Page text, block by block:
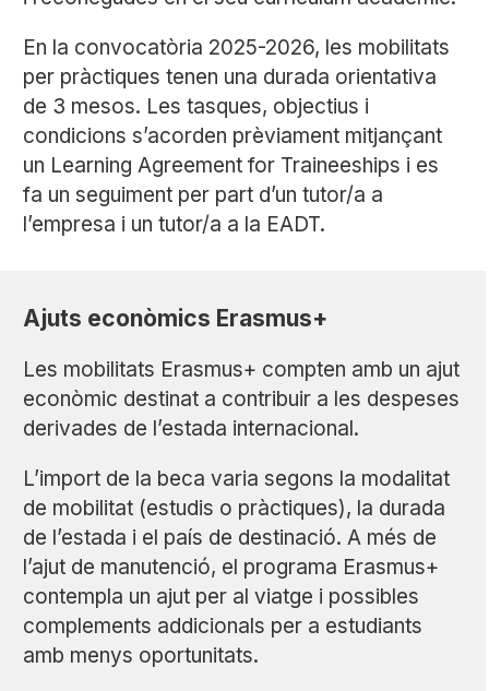
En la convocatòria 2025-2026, les mobilitats
per pràctiques tenen una durada orientativa
de 3 mesos. Les tasques, objectius i
condicions s’acorden prèviament mitjançant
un Learning Agreement for Traineeships i es
fa un seguiment per part d’un tutor/a a
l’empresa i un tutor/a a la EADT.
Ajuts econòmics Erasmus+
Les mobilitats Erasmus+ compten amb un ajut
econòmic destinat a contribuir a les despeses
derivades de l’estada internacional.
L’import de la beca varia segons la modalitat
de mobilitat (estudis o pràctiques), la durada
de l’estada i el país de destinació. A més de
l’ajut de manutenció, el programa Erasmus+
contempla un ajut per al viatge i possibles
complements addicionals per a estudiants
amb menys oportunitats.